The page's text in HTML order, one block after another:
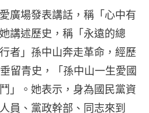
廣場發表講話，稱「心中有
講述歷史，稱「永遠的總
者」孫中山奔走革命，經歷
留青史，「孫中山一生愛國
」。她表示，身為國民黨資
員、黨政幹部、同志來到